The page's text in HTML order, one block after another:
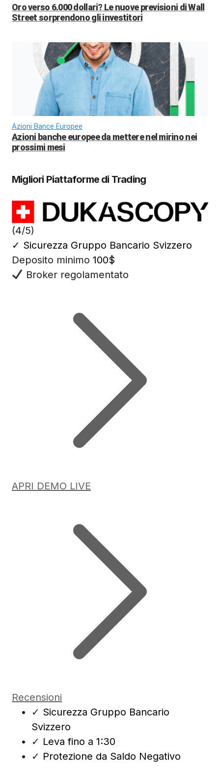
Oro verso 6.000 dollari? Le nuove previsioni di Wall
Street sorprendono gli investitori
Azioni Bance Europee
Azioni banche europee da mettere nel mirino nei
prossimi mesi
Migliori Piattaforme di Trading
(4/5)
✓ Sicurezza Gruppo Bancario Svizzero
Deposito minimo 100$
Broker regolamentato
APRI DEMO LIVE
Recensioni
✓ Sicurezza Gruppo Bancario
Svizzero
✓ Leva fino a 1:30
✓ Protezione da Saldo Negativo